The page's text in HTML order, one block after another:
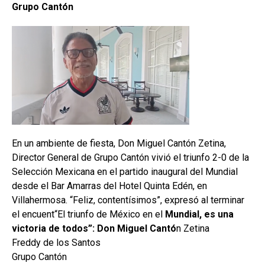
Grupo Cantón
En un ambiente de fiesta, Don Miguel Cantón Zetina,
Director General de Grupo Cantón vivió el triunfo 2-0 de la
Selección Mexicana en el partido inaugural del Mundial
desde el Bar Amarras del Hotel Quinta Edén, en
Villahermosa. “Feliz, contentísimos”, expresó al terminar
el encuent“El triunfo de México en el Mundial, es una
victoria de todos”: Don Miguel Cantón Zetina
Freddy de los Santos
Grupo Cantón